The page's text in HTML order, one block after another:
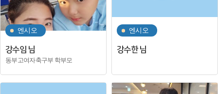
엔시오
강수임 님
동부고여자축구부 학부모
엔시오
강수한 님